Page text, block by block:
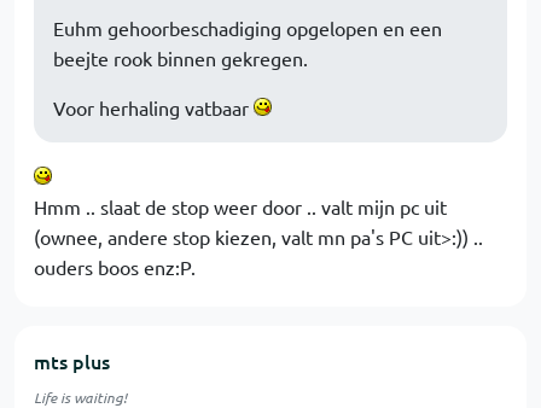
Euhm gehoorbeschadiging opgelopen en een
beejte rook binnen gekregen.
Voor herhaling vatbaar
Hmm .. slaat de stop weer door .. valt mijn pc uit
(ownee, andere stop kiezen, valt mn pa's PC uit>:)) ..
ouders boos enz:P.
mts plus
Life is waiting!